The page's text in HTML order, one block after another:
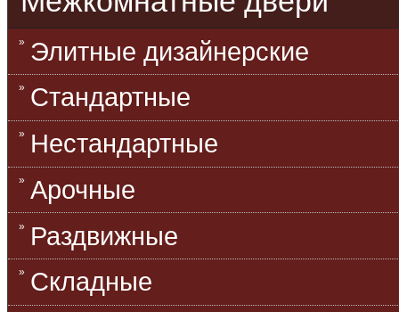
Элитные дизайнерские
Стандартные
Нестандартные
Арочные
Раздвижные
Складные